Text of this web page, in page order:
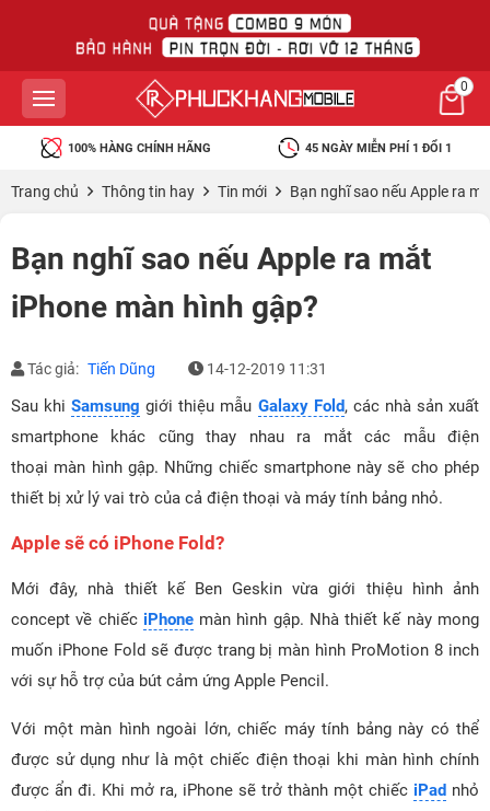
0
100% HÀNG CHÍNH HÃNG 45 NGÀY MIỄN PHÍ 1 ĐỔI 1
Trang chủ Thông tin hay Tin mới Bạn nghĩ sao nếu Apple ra
Bạn nghĩ sao nếu Apple ra mắt
iPhone màn hình gập?
Tác giả: Tiến Dũng 14-12-2019 11:31
Sau khiSamsung giới thiệu mẫu Galaxy Fold, các nhà sản xuất
smartphone khác cũng thay nhau ra mắt các mẫu điện
thoại màn hình gập. Những chiếc smartphone này sẽ cho phép
thiết bị xử lý vai trò của cả điện thoại và máy tính bảng nhỏ.
Apple sẽ có iPhone Fold?
Mới đây, nhà thiết kế Ben Geskin vừa giới thiệu hình ảnh
concept về chiếc iPhonemàn hình gập. Nhà thiết kế này mong
muốn iPhone Fold sẽ được trang bị màn hình ProMotion 8 inch
với sự hỗ trợ của bút cảm ứng Apple Pencil.
Với một màn hình ngoài lớn, chiếc máy tính bảng này có thể
được sử dụng như là một chiếc điện thoại khi màn hình chính
được ẩn đi. Khi mở ra, iPhone sẽ trở thành một chiếc iPad nhỏ